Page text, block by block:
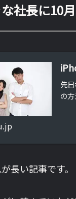
社長に10
先
の
長い記事です。